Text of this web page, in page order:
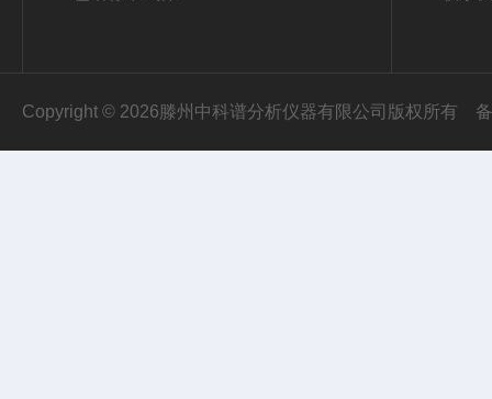
Copyright © 2026滕州中科谱分析仪器有限公司版权所有